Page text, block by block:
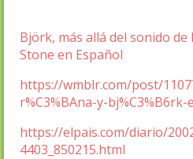
Björk, más allá del sonido
Stone en Español
https://wmblr.com/post/
r%C3%BAna-y-
https://elpais.com/diario/
4403_850215.html